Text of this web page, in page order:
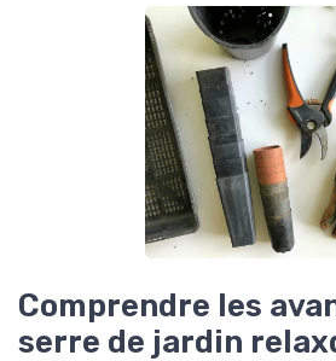
Comprendre les
serre de jardin